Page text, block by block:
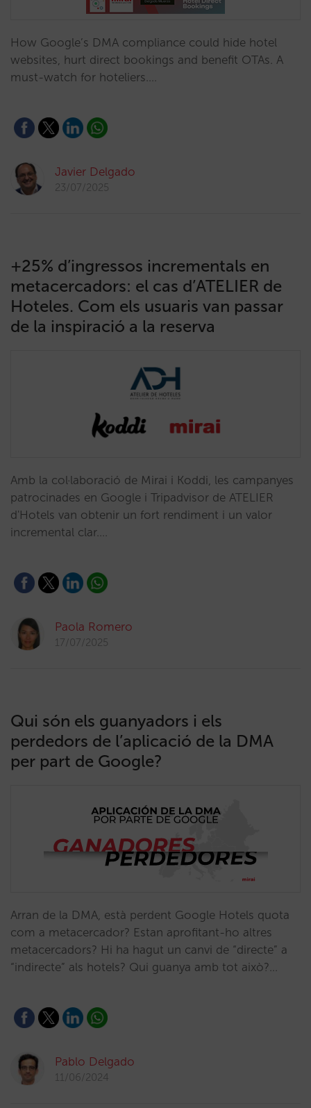
How Google’s DMA compliance could hide hotel
websites, hurt direct bookings and benefit OTAs. A
must-watch for hoteliers.…
Javier Delgado
23/07/2025
+25% d’ingressos incrementals en
metacercadors: el cas d’ATELIER de
Hoteles. Com els usuaris van passar
de la inspiració a la reserva
Amb la col·laboració de Mirai i Koddi, les campanyes
patrocinades en Google i Tripadvisor de ATELIER
d'Hotels van obtenir un fort rendiment i un valor
incremental clar.…
Paola Romero
17/07/2025
Qui són els guanyadors i els
perdedors de l’aplicació de la DMA
per part de Google?
Arran de la DMA, està perdent Google Hotels quota
com a metacercador? Estan aprofitant-ho altres
metacercadors? Hi ha hagut un canvi de “directe” a
“indirecte” als hotels? Qui guanya amb tot això?…
Pablo Delgado
11/06/2024